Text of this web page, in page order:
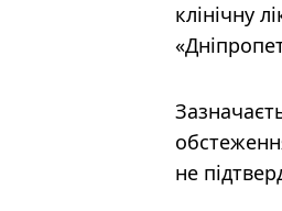
клінічну
не